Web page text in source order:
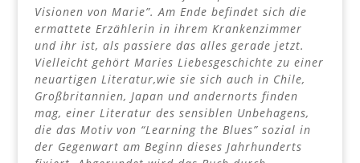
Visionen von Marie”. Am Ende befindet sich die
ermattete Erzählerin in ihrem Krankenzimmer
und ihr ist, als passiere das alles gerade jetzt.
Vielleicht gehört Maries Liebesgeschichte zu einer
neuartigen Literatur,wie sie sich auch in Chile,
Großbritannien, Japan und andernorts finden
mag, einer Literatur des sensiblen Unbehagens,
die das Motiv von “Learning the Blues” sozial in
der Gegenwart am Beginn dieses Jahrhunderts